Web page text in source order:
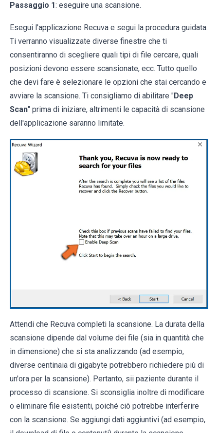
Passaggio 1: eseguire una scansione.
Esegui l'applicazione Recuva e segui la procedura guidata.
Ti verranno visualizzate diverse finestre che ti
consentiranno di scegliere quali tipi di file cercare, quali
posizioni devono essere scansionate, ecc. Tutto quello
che devi fare è selezionare le opzioni che stai cercando e
avviare la scansione. Ti consigliamo di abilitare "Deep
Scan" prima di iniziare, altrimenti le capacità di scansione
dell'applicazione saranno limitate.
Attendi che Recuva completi la scansione. La durata della
scansione dipende dal volume dei file (sia in quantità che
in dimensione) che si sta analizzando (ad esempio,
diverse centinaia di gigabyte potrebbero richiedere più di
un'ora per la scansione). Pertanto, sii paziente durante il
processo di scansione. Si sconsiglia inoltre di modificare
o eliminare file esistenti, poiché ciò potrebbe interferire
con la scansione. Se aggiungi dati aggiuntivi (ad esempio,